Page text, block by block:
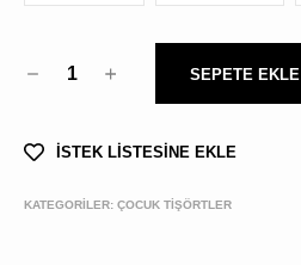
1 SEPETE EKLE
İSTEK LİSTESİNE EKLE
KATEGORİLER: ÇOCUK TİŞÖRTLER